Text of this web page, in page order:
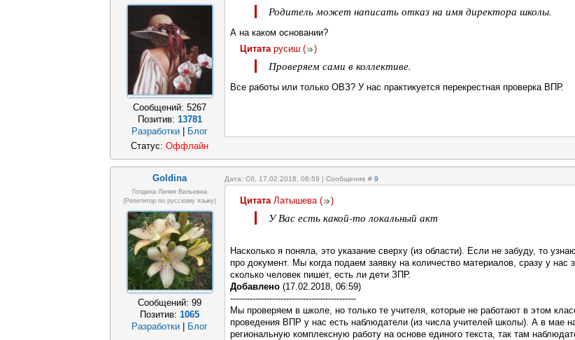
Сообщений: 5267
Позитив: 13781
Разработки
Блог
Родитель может написать отказ на имя директора школы.
А на каком основании?
Цитата русиш ( )
Проверяем сами в коллективе.
Все работы или только ОВЗ? У нас практикуется перекрестная проверка ВПР.
Статус: Оффлайн
Goldina Дата: Сб, 17.02.2018, 06:59 | Сообщение # 9
Голдина Лилия Вильевна
(репетитор по русскому языку)
Сообщений: 99
Позитив: 1065
Разработки
Блог
Цитата Латышева( )
У Вас есть какой-то локальный акт
Насколько я поняла, это указание сверху (из области). Если не забуду, то
про документ. Мы когда подаем заявку на количество материалов, сразу у нас
сколько человек пишет, есть ли дети ЗПР.
Добавлено (17.02.2018, 06:59)
---------------------------------------------
Мы проверяем в школе, но только те учителя, которые не работают в этом
проведения ВПР у нас есть наблюдатели (из числа учителей школы). А в мае
региональную комплексную работу на основе единого текста, так там